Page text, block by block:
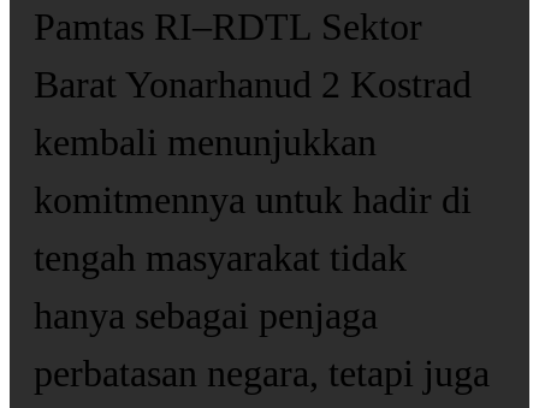
Pamtas RI–RDTL Sektor
Barat Yonarhanud 2 Kostrad
kembali menunjukkan
komitmennya untuk hadir di
tengah masyarakat tidak
hanya sebagai penjaga
perbatasan negara, tetapi juga